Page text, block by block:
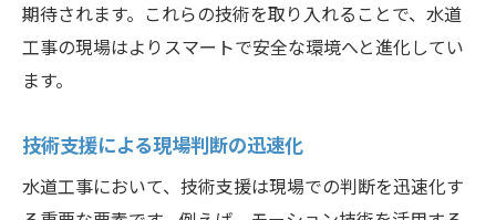
期待されます。これらの技術を取り入れることで、水道
工事の現場はよりスマートで安全な環境へと進化してい
ます。
技術支援による現場判断の迅速化
水道工事において、技術支援は現場での判断を迅速化す